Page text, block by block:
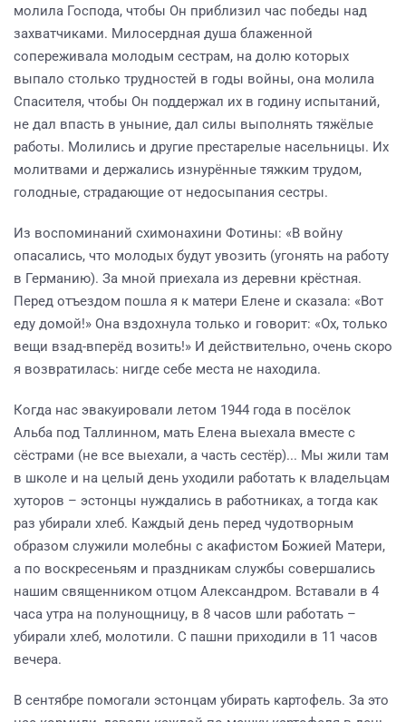
молила Господа, чтобы Он приблизил час победы над
захватчиками. Милосердная душа блаженной
сопереживала молодым сестрам, на долю которых
выпало столько трудностей в годы войны, она молила
Спасителя, чтобы Он поддержал их в годину испытаний,
не дал впасть в уныние, дал силы выполнять тяжёлые
работы. Молились и другие престарелые насельницы. Их
молитвами и держались изнурённые тяжким трудом,
голодные, страдающие от недосыпания сестры.
Из воспоминаний схимонахини Фотины: «В войну
опасались, что молодых будут увозить (угонять на работу
в Германию). За мной приехала из деревни крёстная.
Перед отъездом пошла я к матери Елене и сказала: «Вот
еду домой!» Она вздохнула только и говорит: «Ох, только
вещи взад-вперёд возить!» И действительно, очень скоро
я возвратилась: нигде себе места не находила.
Когда нас эвакуировали летом 1944 года в посёлок
Альба под Таллинном, мать Елена выехала вместе с
сёстрами (не все выехали, а часть сестёр)... Мы жили там
в школе и на целый день уходили работать к владельцам
хуторов – эстонцы нуждались в работниках, а тогда как
раз убирали хлеб. Каждый день перед чудотворным
образом служили молебны с акафистом Божией Матери,
а по воскресеньям и праздникам службы совершались
нашим священником отцом Александром. Вставали в 4
часа утра на полунощницу, в 8 часов шли работать –
убирали хлеб, молотили. С пашни приходили в 11 часов
вечера.
В сентябре помогали эстонцам убирать картофель. За это